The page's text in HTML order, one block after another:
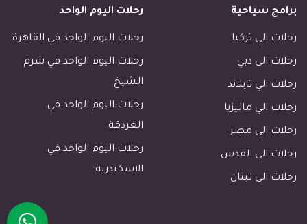
رحلات طابا
رحلات دهب
فنادق القاهرة
فنادق الاقصر
فنادق اسوان
رحلات مرسى مطروح
رحلات مرسي علم
رحلات الجونة
برامج سياحية
رحلات الي تركيا
رحلات الى دبي
رحلات الي تايلاند
رحلات الي ماليزيا
رحلات الي مصر
رحلات الي القدس
رحلات الى لبنان
رحلات اليوم الواحد
رحلات اليوم الواحد في القاهرة
رحلات اليوم الواحد في شرم
الشيخ
رحلات اليوم الواحد في
الغردقة
رحلات اليوم الواحد في
الاسكندرية